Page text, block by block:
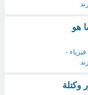
هو
فيزياء -
وكتلة